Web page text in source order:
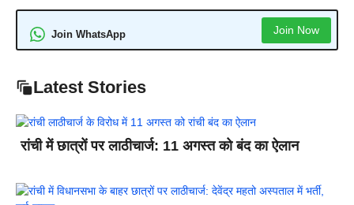
Join WhatsApp Join Now
Latest Stories
रांची में छात्रों पर लाठीचार्ज: 11 अगस्त को बंद का ऐलान